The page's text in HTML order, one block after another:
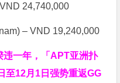
24,740,000
– VND 19,240,000
违一年，「APT亚洲扑
至12月1日强势重返GG